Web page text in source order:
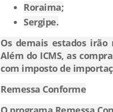
Roraima;
Sergipe.
Os demais estados
Além do ICMS, as
com imposto de
Remessa Conforme